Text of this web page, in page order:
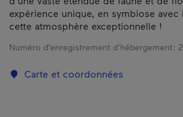
expérience unique, en symbiose avec
cette atmosphère exceptionnelle !
Numéro d’enregistrement d’hébergement :
Carte et coordonnées